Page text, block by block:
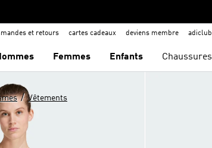
et retours cartes cadeaux deviens membre adiclub
Femmes Enfants Chaussures
/ Vêtements